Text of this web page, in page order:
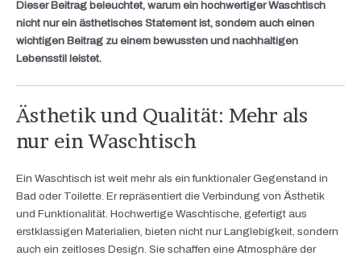
Dieser Beitrag beleuchtet, warum ein hochwertiger Waschtisch
nicht nur ein ästhetisches Statement ist, sondern auch einen
wichtigen Beitrag zu einem bewussten und nachhaltigen
Lebensstil leistet.
Ästhetik und Qualität: Mehr als
nur ein Waschtisch
Ein Waschtisch ist weit mehr als ein funktionaler Gegenstand in
Bad oder Toilette. Er repräsentiert die Verbindung von Ästhetik
und Funktionalität. Hochwertige Waschtische, gefertigt aus
erstklassigen Materialien, bieten nicht nur Langlebigkeit, sondern
auch ein zeitloses Design. Sie schaffen eine Atmosphäre der